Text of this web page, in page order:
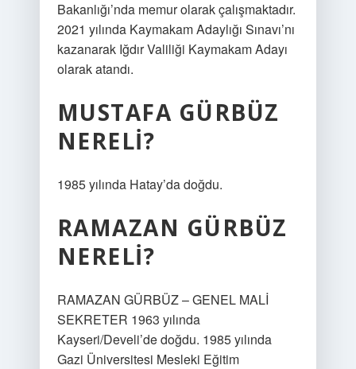
Bakanlığı’nda memur olarak çalışmaktadır.
2021 yılında Kaymakam Adaylığı Sınavı’nı
kazanarak Iğdır Valiliği Kaymakam Adayı
olarak atandı.
MUSTAFA GÜRBÜZ
NERELI?
1985 yılında Hatay’da doğdu.
RAMAZAN GÜRBÜZ
NERELI?
RAMAZAN GÜRBÜZ – GENEL MALİ
SEKRETER 1963 yılında
Kayseri/Develi’de doğdu. 1985 yılında
Gazi Üniversitesi Mesleki Eğitim